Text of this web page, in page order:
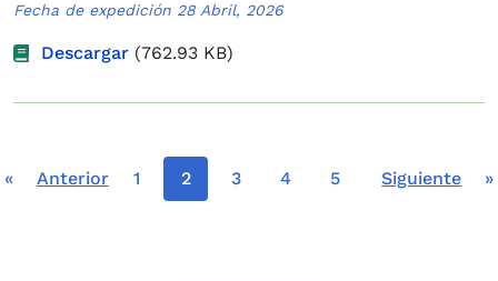
Fecha de expedición 28 Abril, 2026
Descargar (762.93 KB)
Paginación
Primera página
« Página anterior
Anterior Página
1 Página actual
2 Página
3 Página
4 Página
5 Siguiente
Siguiente »